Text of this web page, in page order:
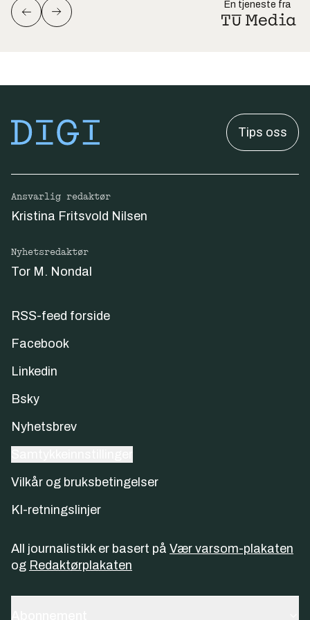
En tjeneste fra
Tips oss
Ansvarlig redaktør
Kristina Fritsvold Nilsen
Nyhetsredaktør
Tor M. Nondal
RSS-feed forside
Facebook
Linkedin
Bsky
Nyhetsbrev
Vilkår og bruksbetingelser
KI-retningslinjer
All journalistikk er basert på Vær varsom-plakaten
og Redaktørplakaten